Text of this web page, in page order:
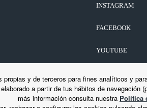
INSTAGRAM
FACEBOOK
YOUTUBE
propias y de terceros para fines analíticos y
a partir de tus hábitos de navegación
más información consulta nuestra Política